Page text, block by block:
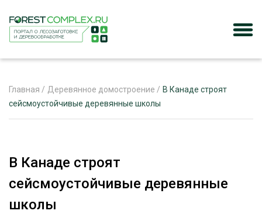
РЕКЛАМОДАТЕЛЯМ
Главная / Деревянное домостроение / В Канаде строят
сейсмоустойчивые деревянные школы
В Канаде строят
сейсмоустойчивые деревянные
школы